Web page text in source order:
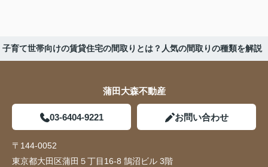
子育て世帯向けの賃貸住宅の間取りとは？人気の間取りの種類を解説
蒲田大森不動産
03-6404-9221 お問い合わせ
〒144-0052
東京都大田区蒲田５丁目16-8 鵠沼ビル 3階